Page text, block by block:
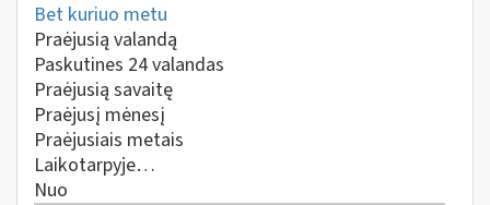
Bet kuriuo metu
Praėjusią valandą
Paskutines 24 valandas
Praėjusią savaitę
Praėjusį mėnesį
Praėjusiais metais
Laikotarpyje…
Nuo